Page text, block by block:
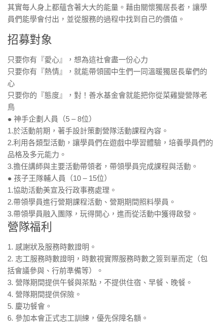
其實每人身上都蘊含著大大的能量。藉由關懷獨居長者，讓學
員們能學會付出，並從服務的過程中找到自己的價值。
招募對象
只要你有『愛心』，想為這社會盡一份心力
只要你有『熱情』，就能帶領國中生們一同溫暖獨居長輩們的
心
只要你的『態度』，對！善水基金會就能把你從菜雞變營隊老
鳥
● 神手企劃人員（5 – 8位）
1.於活動前期，著手設計策劃營隊活動課程內容。
2.利用各類型活動，讓學員們在遊戲中學習體驗，培養學員們的
品格及多元能力。
3.擔任講師與主要活動帶領者，帶領學員完成課程與活動。
● 孩子王隊輔人員（10 – 15位）
1.協助活動美宣及行政事務處理。
2.帶領學員進行營期課程活動、營期期間照料學員。
3.帶領學員融入團隊，玩得開心，進而從活動中獲得啟發。
營隊福利
1. 感謝狀及服務時數證明。
2. 志工服務時數證明，時數視實際服務時數之簽到單而定（包
括會議參與、行前準備等）。
3. 營隊期間提供午餐與茶點，不提供住宿、早餐、晚餐。
4. 營隊期間提供保險。
5. 慶功餐會。
6. 參加本會正式志工訓練，優先保障名額。